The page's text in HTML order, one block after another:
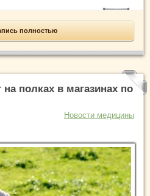
полностью
полках в магазинах по
Новости медицины